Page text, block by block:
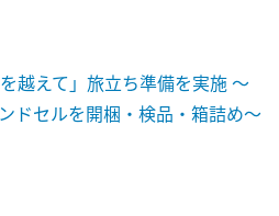
越えて」旅立ち準備を実施 ～
ドセルを開梱・検品・箱詰め～